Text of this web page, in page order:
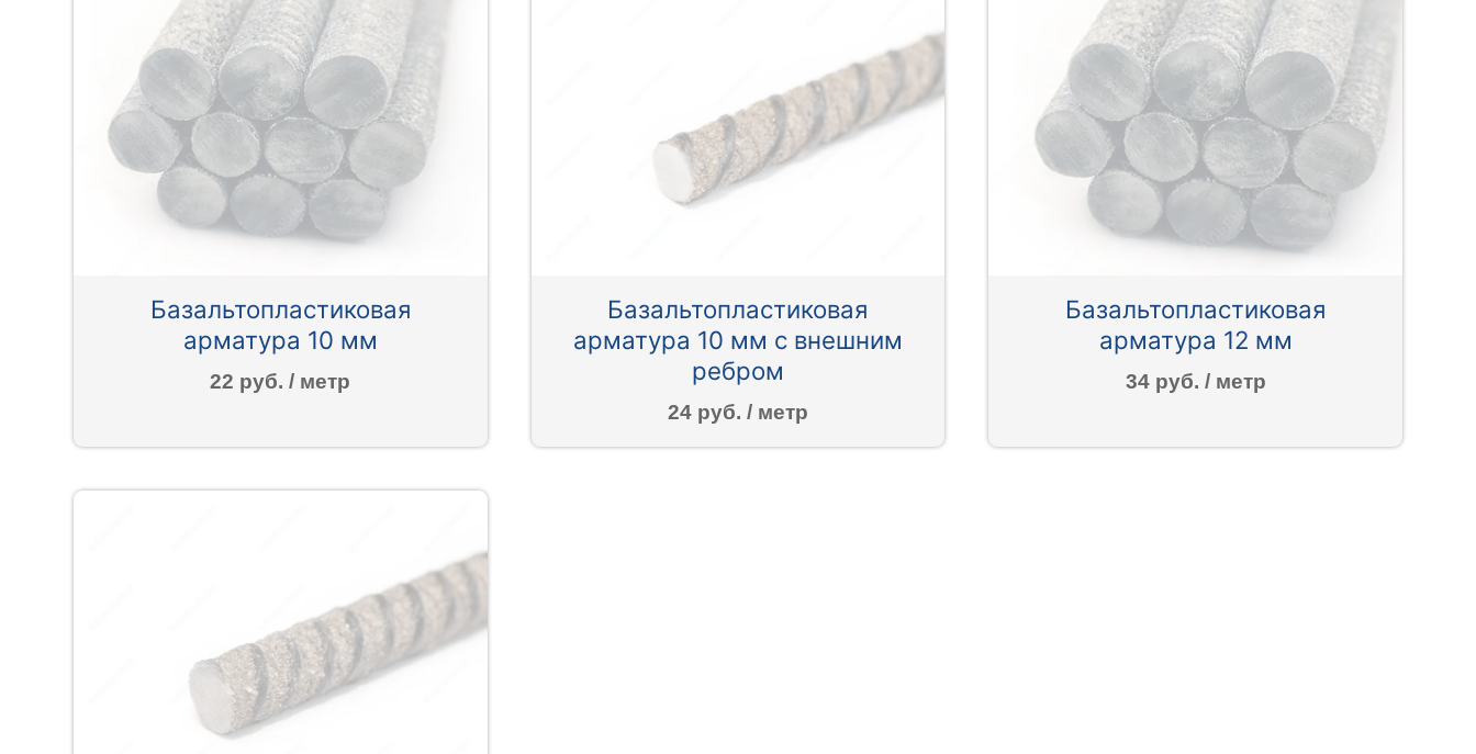
Базальтопластиковая
арматура 10 мм
22 руб. / метр
Базальтопластиковая
арматура 10 мм с внешним
ребром
24 руб. / метр
Базальтопластиковая
арматура 12 мм
34 руб. / метр